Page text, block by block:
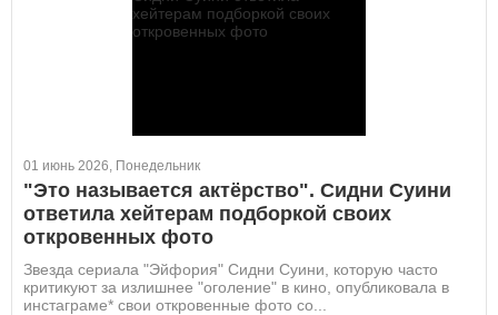
01 июнь 2026, Понедельник
"Это называется актёрство". Сидни Суини
ответила хейтерам подборкой своих
откровенных фото
Звезда сериала "Эйфория" Сидни Суини, которую часто
критикуют за излишнее "оголение" в кино, опубликовала в
инстаграме* свои откровенные фото со...